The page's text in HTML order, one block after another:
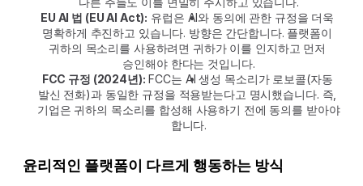
EU AI 법 (EU AI Act): 유럽은 AI와 동의에 관한 규정을 더욱
명확하게 추진하고 있습니다. 방향은 간단합니다. 플랫폼이
귀하의 목소리를 사용하려면 귀하가 이를 인지하고 먼저
승인해야 한다는 것입니다.
FCC 규정 (2024년): FCC는 AI 생성 목소리가 로보콜(자동
발신 전화)과 동일한 규정을 적용받는다고 명시했습니다. 즉,
기업은 귀하의 목소리를 합성해 사용하기 전에 동의를 받아야
합니다.
윤리적인 플랫폼이 다르게 행동하는 방식